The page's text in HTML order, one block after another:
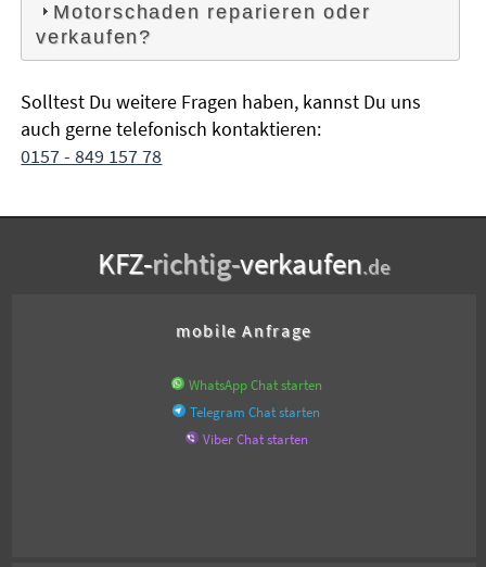
Motorschaden reparieren oder
verkaufen?
Solltest Du weitere Fragen haben, kannst Du uns
auch gerne telefonisch kontaktieren:
0157 - 849 157 78
KFZ-richtig-verkaufen.de
mobile Anfrage
WhatsApp Chat starten
Telegram Chat starten
Viber Chat starten